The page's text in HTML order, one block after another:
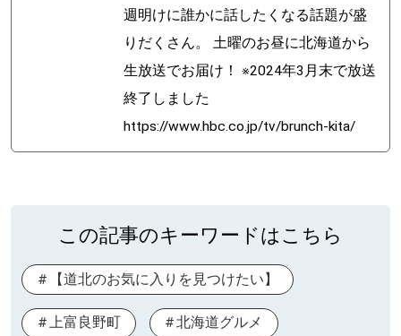
週明けに誰かに話したくなる話題が盛
りだくさん。 土曜のお昼に北海道から
生放送でお届け！ ※2024年3月末で放送
終了しました
https://www.hbc.co.jp/tv/brunch-kita/
この記事のキーワードはこちら
【道北のお気に入りを見つけたい】
上富良野町 北海道グルメ